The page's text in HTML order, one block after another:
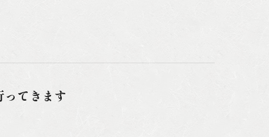
てきます